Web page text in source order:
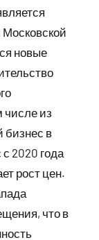
новые
числе из
бизнес в
2020 года
рост цен.
что в